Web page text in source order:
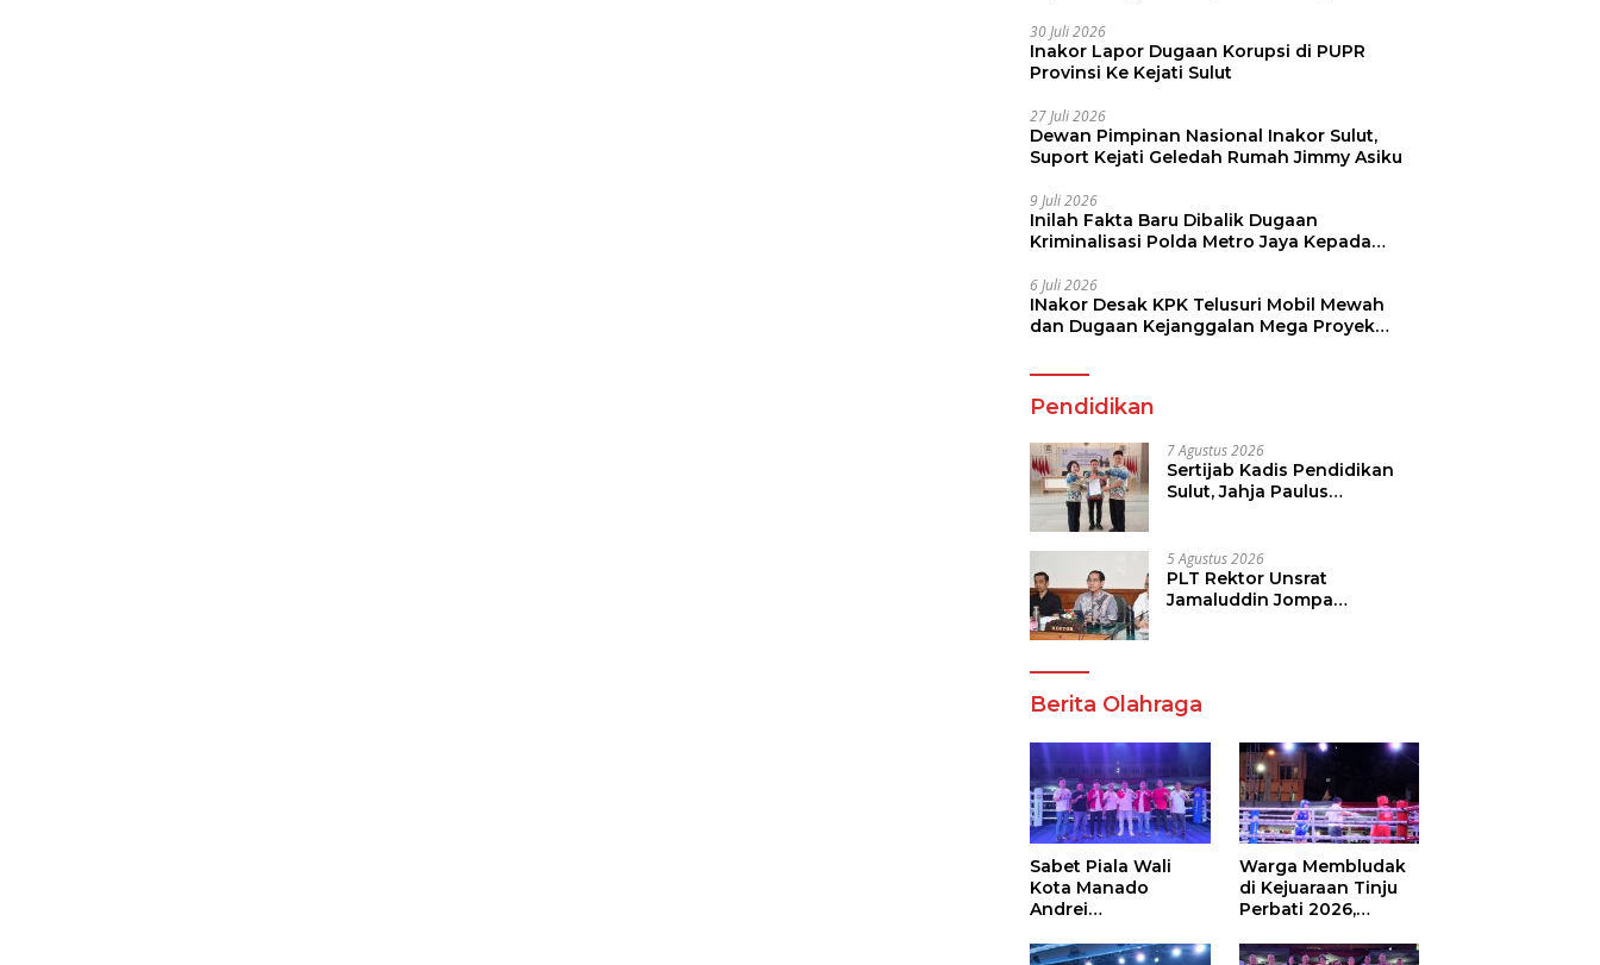
30 Juli 2026
Inakor Lapor Dugaan Korupsi di PUPR
Provinsi Ke Kejati Sulut
27 Juli 2026
Dewan Pimpinan Nasional Inakor Sulut,
Suport Kejati Geledah Rumah Jimmy Asiku
9 Juli 2026
Inilah Fakta Baru Dibalik Dugaan
Kriminalisasi Polda Metro Jaya Kepada
6 Juli 2026
INakor Desak KPK Telusuri Mobil Mewah
dan Dugaan Kejanggalan Mega Proyek
Pendidikan
7 Agustus 2026
Sertijab Kadis Pendidikan
Sulut, Jahja Paulus
Pendidikan
5 Agustus 2026
PLT Rektor Unsrat
Jamaluddin Jompa
Berita Olahraga
Sabet Piala Wali
Kota Manado
Andrei
Boxing Camp Juara
Warga Membludak
di Kejuaraan Tinju
Perbati 2026,
Piala Wali Kota